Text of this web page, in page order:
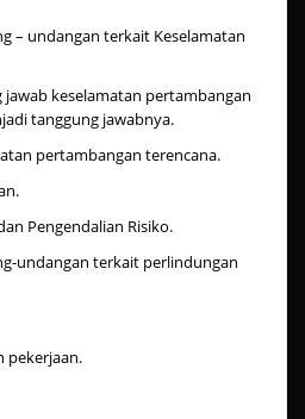
– undangan terkait Keselamatan
jawab keselamatan pertambangan
tanggung jawabnya.
pertambangan terencana.
Pengendalian Risiko.
undangan terkait perlindungan
pekerjaan.